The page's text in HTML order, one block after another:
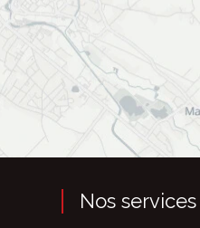
Nos services